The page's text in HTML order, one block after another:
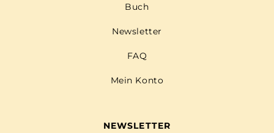
Buch
Newsletter
FAQ
Mein Konto
NEWSLETTER